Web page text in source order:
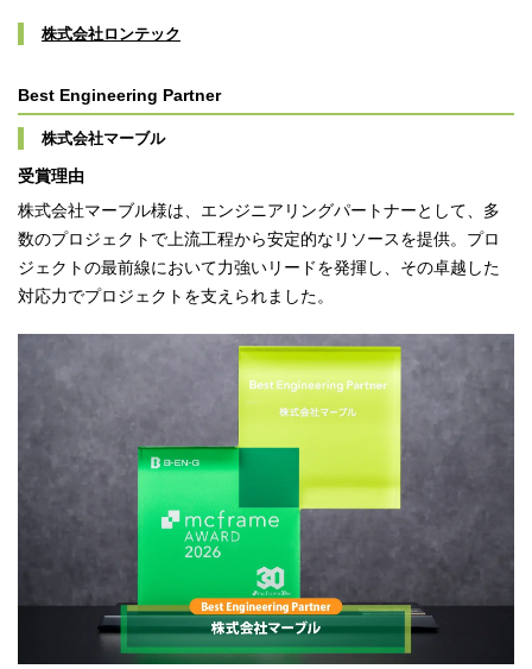
株式会社ロンテック
Best Engineering Partner
株式会社マーブル
受賞理由
株式会社マーブル様は、エンジニアリングパートナーとして、多
数のプロジェクトで上流工程から安定的なリソースを提供。プロ
ジェクトの最前線において力強いリードを発揮し、その卓越した
対応力でプロジェクトを支えられました。